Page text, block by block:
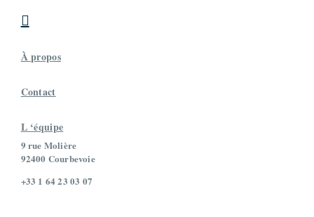

À propos
Contact
L ‘équipe
9 rue Molière
92400 Courbevoie
+33 1 64 23 03 07